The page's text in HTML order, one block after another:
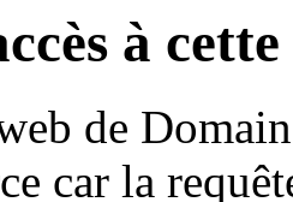
à
de
car la